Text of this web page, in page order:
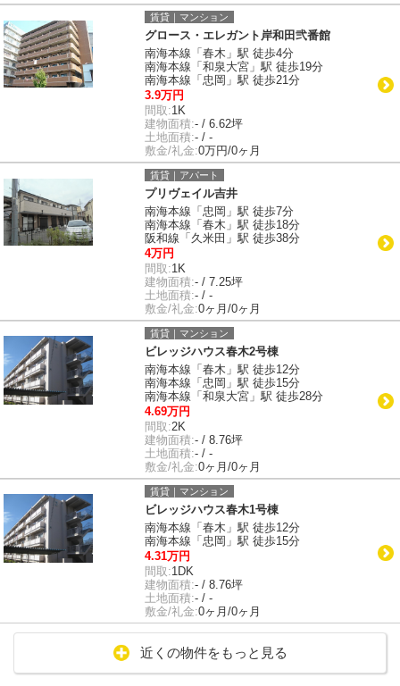
賃貸｜マンション
グロース・エレガント岸和田弐番館
南海本線「春木」駅 徒歩4分
南海本線「和泉大宮」駅 徒歩19分
南海本線「忠岡」駅 徒歩21分
3.9万円
間取:1K
建物面積:- / 6.62坪
土地面積:- / -
敷金/礼金:0万円/0ヶ月
賃貸｜アパート
プリヴェイル吉井
南海本線「忠岡」駅 徒歩7分
南海本線「春木」駅 徒歩18分
阪和線「久米田」駅 徒歩38分
4万円
間取:1K
建物面積:- / 7.25坪
土地面積:- / -
敷金/礼金:0ヶ月/0ヶ月
賃貸｜マンション
ビレッジハウス春木2号棟
南海本線「春木」駅 徒歩12分
南海本線「忠岡」駅 徒歩15分
南海本線「和泉大宮」駅 徒歩28分
4.69万円
間取:2K
建物面積:- / 8.76坪
土地面積:- / -
敷金/礼金:0ヶ月/0ヶ月
賃貸｜マンション
ビレッジハウス春木1号棟
南海本線「春木」駅 徒歩12分
南海本線「忠岡」駅 徒歩15分
4.31万円
間取:1DK
建物面積:- / 8.76坪
土地面積:- / -
敷金/礼金:0ヶ月/0ヶ月
近くの物件をもっと見る